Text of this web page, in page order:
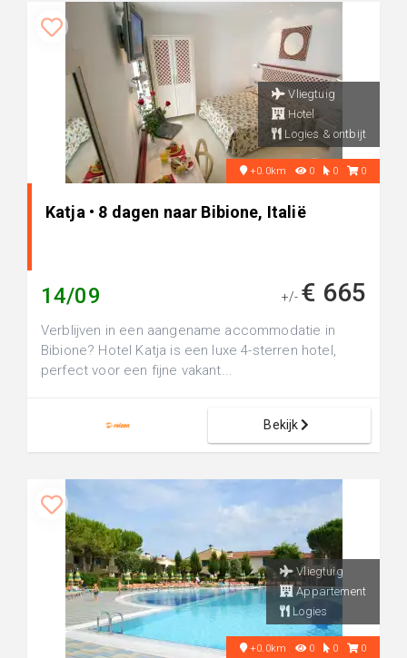
Vliegtuig
Hotel
Logies & ontbijt
+0.0km 0 0 0
Katja • 8 dagen naar Bibione, Italië
14/09 +/- € 665
Verblijven in een aangename accommodatie in
Bibione? Hotel Katja is een luxe 4-sterren hotel,
perfect voor een fijne vakant...
Bekijk
Vliegtuig
Appartement
Logies
+0.0km 0 0 0